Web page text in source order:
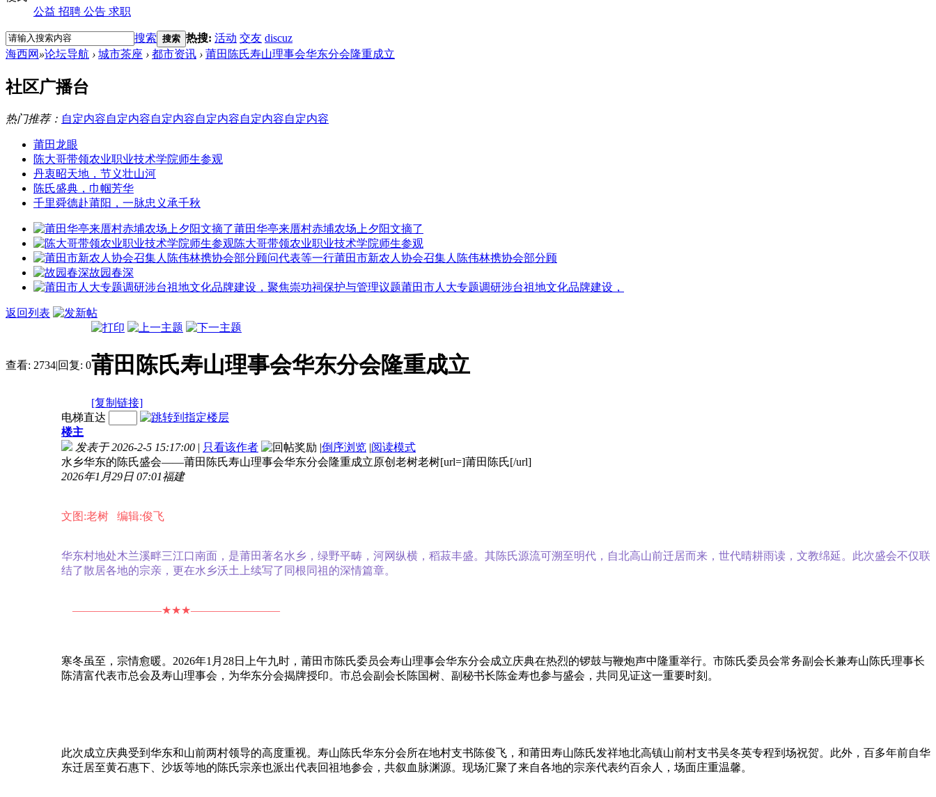
公益 招聘 公告 求职
搜索 搜索 热搜: 活动 交友 discuz
海西网 »论坛导航 › 城市茶座 › 都市资讯 › 莆田陈氏寿山理事会华东分会隆重成立
社区广播台
热门推荐： 自定内容自定内容自定内容自定内容自定内容自定内容
莆田龙眼
陈大哥带领农业职业技术学院师生参观
丹衷昭天地，节义壮山河
陈氏盛典，巾帼芳华
千里舜德赴莆阳，一脉忠义承千秋
莆田华亭来厝村赤埔农场上夕阳文摘了
陈大哥带领农业职业技术学院师生参观
莆田市新农人协会召集人陈伟林携协会部分顾
故园春深
莆田市人大专题调研涉台祖地文化品牌建设，
返回列表
查看: 2734|回复: 0莆田陈氏寿山理事会华东分会隆重成立
[复制链接]
电梯直达
楼主
发表于 2026-2-5 15:17:00 | 只看该作者 |倒序浏览 |阅读模式
水乡华东的陈氏盛会——莆田陈氏寿山理事会华东分会隆重成立原创老树老树[url=]莆田陈氏[/url]
2026年1月29日 07:01福建
文图:老树 编辑:俊飞
华东村地处木兰溪畔三江口南面，是莆田著名水乡，绿野平畴，河网纵横，稻菽丰盛。其陈氏源流可溯至明代，自北高山前迁居而来，世代晴耕雨读，文教绵延。此次盛会不仅联
结了散居各地的宗亲，更在水乡沃土上续写了同根同祖的深情篇章。‌
————————★★★————————
寒冬虽至，宗情愈暖。2026年1月28日上午九时，莆田市陈氏委员会寿山理事会华东分会成立庆典在热烈的锣鼓与鞭炮声中隆重举行。市陈氏委员会常务副会长兼寿山陈氏理事长
陈清富代表市总会及寿山理事会，为华东分会揭牌授印。市总会副会长陈国树、副秘书长陈金寿也参与盛会，共同见证这一重要时刻。
此次成立庆典受到华东和山前两村领导的高度重视。寿山陈氏华东分会所在地村支书陈俊飞，和莆田寿山陈氏发祥地北高镇山前村支书吴冬英专程到场祝贺。此外，百多年前自华
东迁居至黄石惠下、沙坂等地的陈氏宗亲也派出代表回祖地参会，共叙血脉渊源。现场汇聚了来自各地的宗亲代表约百余人，场面庄重温馨。